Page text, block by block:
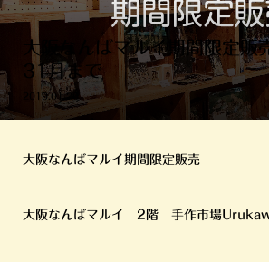
大阪なんばマルイ期間限定
31月まで
2019.01.20
大阪なんばマルイ期間限定販売
大阪なんばマルイ 2階 手作市場